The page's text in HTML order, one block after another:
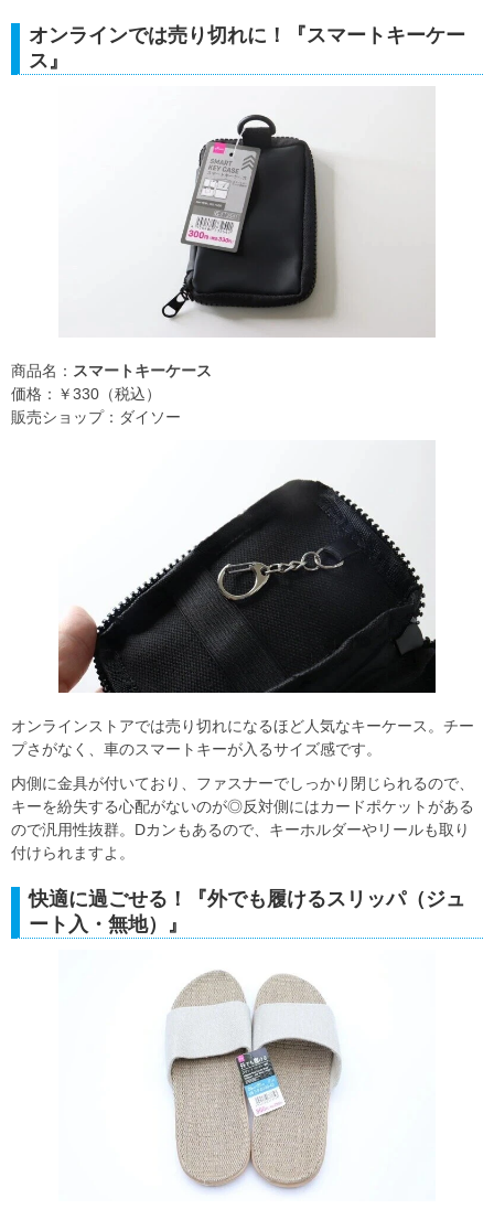
オンラインでは売り切れに！『スマートキーケー
ス』
商品名： スマートキーケース
価格：￥330（税込）
販売ショップ：ダイソー
オンラインストアでは売り切れになるほど人気なキーケース。チー
プさがなく、車のスマートキーが入るサイズ感です。
内側に金具が付いており、ファスナーでしっかり閉じられるので、
キーを紛失する心配がないのが◎反対側にはカードポケットがある
ので汎用性抜群。Dカンもあるので、キーホルダーやリールも取り
付けられますよ。
快適に過ごせる！『外でも履けるスリッパ（ジュ
ート入・無地）』